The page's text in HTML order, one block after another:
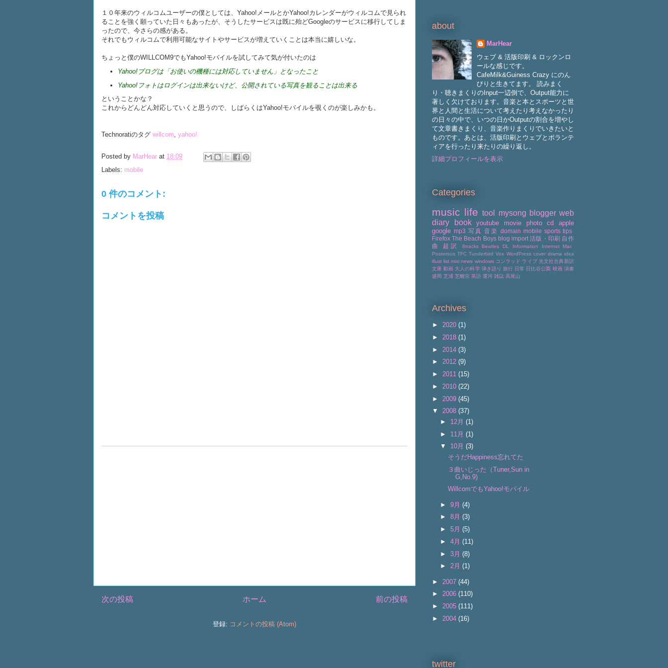
１０年来のウィルコムユーザーの僕としては、Yahoo!メールとかYahoo!カレンダーがウィルコムで見られ
ることを強く願っていた日々もあったが、そうしたサービスは既に殆どGoogleのサービスに移行してしま
ったので、今さらの感がある。
それでもウィルコムで利用可能なサイトやサービスが増えていくことは本当に嬉しいな。
ちょっと僕のWILLCOM9でもYahoo!モバイルを試してみて気が付いたのは
Yahoo!ブログは「お使いの機種には対応していません」となったこと
Yahoo!フォトはログインは出来ないけど、公開されている写真を観ることは出来る
ということかな？
これからどんどん対応していくと思うので、しばらくはYahoo!モバイルを覗くのが楽しみかも。
Technoratiのタグ willcom, yahoo!
Posted by MarHear at 18:09
Labels: mobile
0 件のコメント:
コメントを投稿
次の投稿 前の投稿
ホーム
登録: コメントの投稿 (Atom)
about
MarHear
ウェブ & 活版印刷 & ロックンロ
ールな感じです。
CafeMilk&Guiness Crazy にのん
びりと生きてます。 読みまく
り・聴きまくりのInput一辺倒で、Output能力に
著しく欠けております。音楽と本とスポーツと世
界と人間と生活について考えたり考えなかったり
の日々の中で、いつの日かOutputの割合を増やし
て文章書きまくり、音楽作りまくりでいきたいと
ものです。あとは、活版印刷とウェブとボランテ
ィアを行ったり来たりの繰り返し。
詳細プロフィールを表示
Categories
music life tool mysong blogger web
diary
book youtube movie photo cd
apple
google mp3 写真 音楽 domain mobile sports tips
Firefox The Beach Boys blog import 活版・印刷 自作
曲
超訳 8tracks Beatles DL Information Internet
Mac
Posterous TFC Tunderbird Vox WordPress cover drama idea
illust list mixi news windows コンラッド ライブ 光文社古典新訳
文庫 動画 大人の科学 弾き語り 旅行 日常 日比谷公園 映画 演奏
盛岡 芝浦 芝離宮 英語 運河 雑誌 高尾山
Archives
► 2020 (1)
► 2018 (1)
► 2014 (3)
► 2012 (9)
► 2011 (15)
► 2010 (22)
► 2009 (45)
▼ 2008 (37)
► 12月 (1)
► 11月 (1)
▼ 10月 (3)
そうだHappiness忘れてた
３曲いじった（Tuner,Sun in
G,No.9)
WillcomでもYahoo!モバイル
► 9月 (4)
► 8月 (3)
► 5月 (5)
► 4月 (11)
► 3月 (8)
► 2月 (1)
► 2007 (44)
► 2006 (110)
► 2005 (111)
► 2004 (16)
twitter